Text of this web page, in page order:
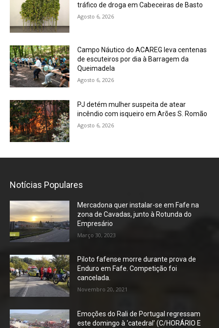
tráfico de droga em Cabeceiras de Basto
Agosto 6, 2026
Campo Náutico do ACAREG leva centenas
de escuteiros por dia à Barragem da
Queimadela
Agosto 6, 2026
PJ detém mulher suspeita de atear
incêndio com isqueiro em Arões S. Romão
Agosto 6, 2026
Notícias Populares
Mercadona quer instalar-se em Fafe na
zona de Cavadas, junto à Rotunda do
Empresário
Março 30, 2023
Piloto fafense morre durante prova de
Enduro em Fafe. Competição foi
cancelada.
Novembro 20, 2021
Emoções do Rali de Portugal regressam
este domingo à ‘catedral’ (C/HORÁRIO E